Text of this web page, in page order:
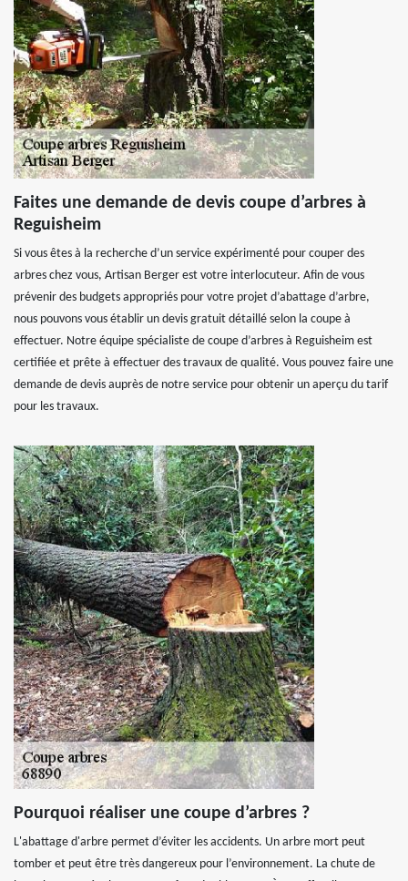
Faites une demande de devis coupe d’arbres à
Reguisheim
Si vous êtes à la recherche d’un service expérimenté pour couper des
arbres chez vous, Artisan Berger est votre interlocuteur. Afin de vous
prévenir des budgets appropriés pour votre projet d’abattage d’arbre,
nous pouvons vous établir un devis gratuit détaillé selon la coupe à
effectuer. Notre équipe spécialiste de coupe d’arbres à Reguisheim est
certifiée et prête à effectuer des travaux de qualité. Vous pouvez faire une
demande de devis auprès de notre service pour obtenir un aperçu du tarif
pour les travaux.
Pourquoi réaliser une coupe d’arbres ?
L'abattage d'arbre permet d’éviter les accidents. Un arbre mort peut
tomber et peut être très dangereux pour l’environnement. La chute de